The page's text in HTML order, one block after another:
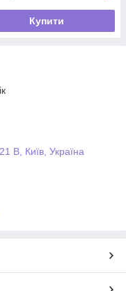
Купити
В, Київ, Україна